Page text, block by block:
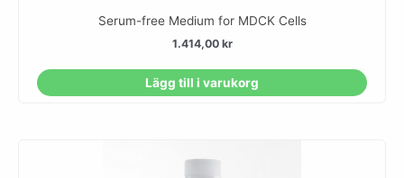
Serum-free Medium for MDCK Cells
1.414,00 kr
Lägg till i varukorg